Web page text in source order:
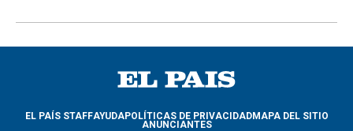
EL PAÍS STAFFAYUDAPOLÍTICAS DE PRIVACIDADMAPA DEL SITIO
ANUNCIANTES